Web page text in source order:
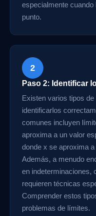
especialmente cuando
punto.
2
Paso 2: Identificar
Existen varios tipos
identificarlos
comunes incluyen
aproxima a un valor
donde x se aproxima
Además, a menudo
en indeterminaciones,
requieren técnicas
Comprender estos
problemas de límites.